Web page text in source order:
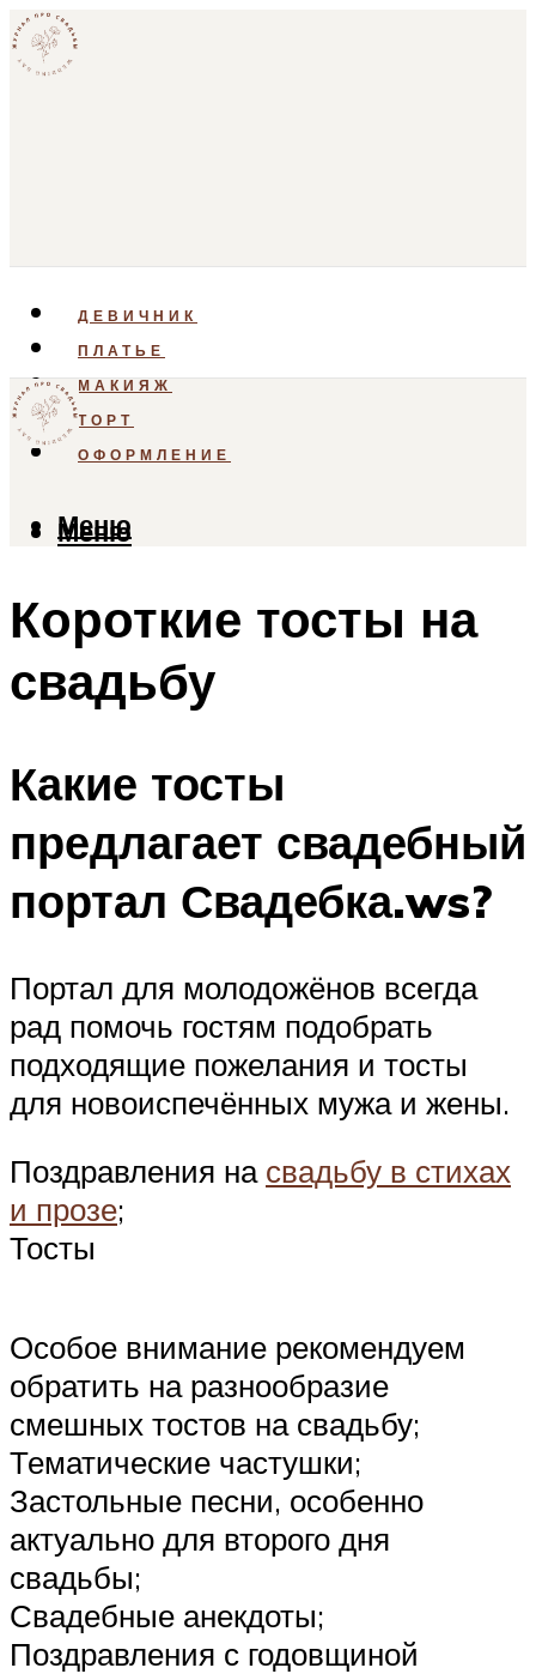
ДЕВИЧНИК
ПЛАТЬЕ
МАКИЯЖ
ТОРТ
ОФОРМЛЕНИЕ
Меню
Меню
Короткие тосты на
свадьбу
Какие тосты
предлагает свадебный
портал Свадебка.ws?
Портал для молодожёнов всегда
рад помочь гостям подобрать
подходящие пожелания и тосты
для новоиспечённых мужа и жены.
Поздравления на свадьбу в стихах
и прозе;
Тосты
Особое внимание рекомендуем
обратить на разнообразие
смешных тостов на свадьбу;
Тематические частушки;
Застольные песни, особенно
актуально для второго дня
свадьбы;
Свадебные анекдоты;
Поздравления с годовщиной